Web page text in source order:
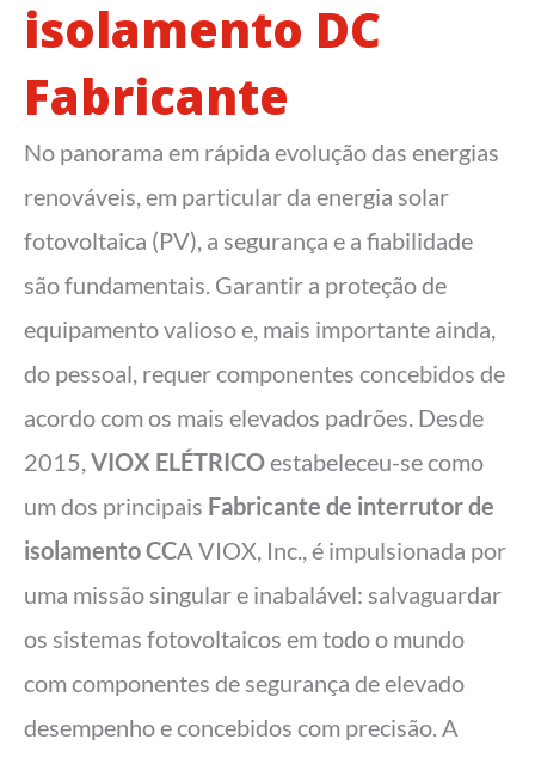
isolamento DC
Fabricante
No panorama em rápida evolução das energias
renováveis, em particular da energia solar
fotovoltaica (PV), a segurança e a fiabilidade
são fundamentais. Garantir a proteção de
equipamento valioso e, mais importante ainda,
do pessoal, requer componentes concebidos de
acordo com os mais elevados padrões. Desde
2015, VIOX ELÉTRICOestabeleceu-se como
um dos principais Fabricante de interrutor de
isolamento CCA VIOX, Inc., é impulsionada por
uma missão singular e inabalável: salvaguardar
os sistemas fotovoltaicos em todo o mundo
com componentes de segurança de elevado
desempenho e concebidos com precisão. A